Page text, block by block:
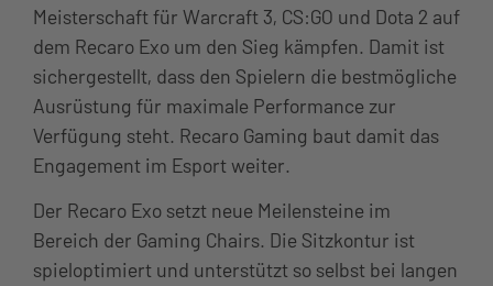
Meisterschaft für Warcraft 3, CS:GO und Dota 2 auf
dem Recaro Exo um den Sieg kämpfen. Damit ist
sichergestellt, dass den Spielern die bestmögliche
Ausrüstung für maximale Performance zur
Verfügung steht. Recaro Gaming baut damit das
Engagement im Esport weiter.
Der Recaro Exo setzt neue Meilensteine im
Bereich der Gaming Chairs. Die Sitzkontur ist
spieloptimiert und unterstützt so selbst bei langen